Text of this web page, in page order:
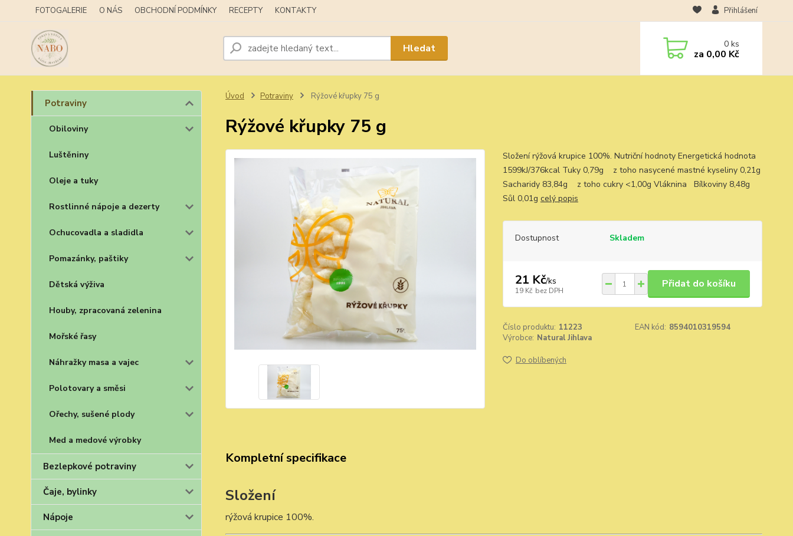
FOTOGALERIE O NÁS OBCHODNÍ PODMÍNKY RECEPTY KONTAKTY Přihlášení
Hledat 0ks
za 0,00 Kč
Potraviny
Obiloviny
Luštěniny
Oleje a tuky
Rostlinné nápoje a dezerty
Ochucovadla a sladidla
Pomazánky, paštiky
Dětská výživa
Houby, zpracovaná zelenina
Mořské řasy
Náhražky masa a vajec
Polotovary a směsi
Ořechy, sušené plody
Med a medové výrobky
Bezlepkové potraviny
Čaje, bylinky
Nápoje
Úvod Potraviny Rýžové křupky 75 g
Rýžové křupky 75 g
Složení rýžová krupice 100%. Nutriční hodnoty Energetická hodnota
1599kJ/376kcal Tuky 0,79g z toho nasycené mastné kyseliny 0,21g
Sacharidy 83,84g z toho cukry <1,00g Vláknina Bílkoviny 8,48g
Sůl 0,01g celý popis
Dostupnost Skladem
21 Kč/ks
19 Kč bez DPH
Přidat do košíku
Číslo produktu: 11223 EAN kód: 8594010319594
Výrobce: Natural Jihlava
Do oblíbených
Kompletní specifikace
Složení
rýžová krupice 100%.